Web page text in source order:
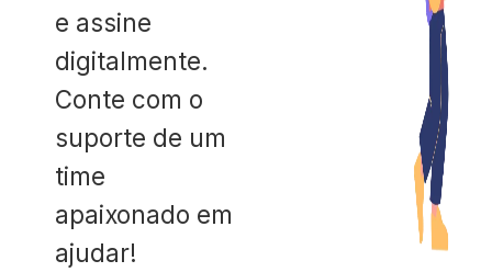
e assine
digitalmente.
Conte com o
suporte de um
time
apaixonado em
ajudar!